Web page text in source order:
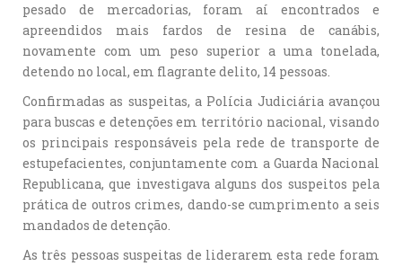
pesado de mercadorias, foram aí encontrados e
apreendidos mais fardos de resina de canábis,
novamente com um peso superior a uma tonelada,
detendo no local, em flagrante delito, 14 pessoas.
Confirmadas as suspeitas, a Polícia Judiciária avançou
para buscas e detenções em território nacional, visando
os principais responsáveis pela rede de transporte de
estupefacientes, conjuntamente com a Guarda Nacional
Republicana, que investigava alguns dos suspeitos pela
prática de outros crimes, dando-se cumprimento a seis
mandados de detenção.
As três pessoas suspeitas de liderarem esta rede foram